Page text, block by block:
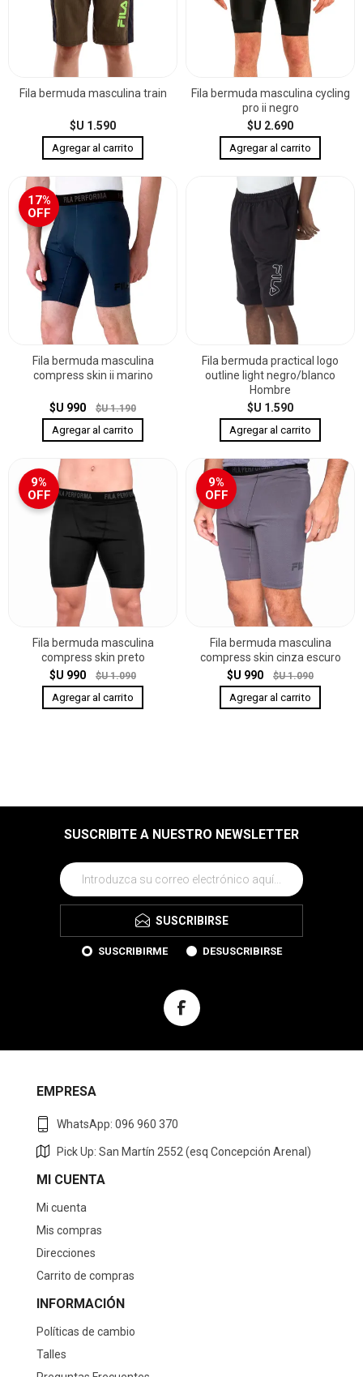
Fila bermuda masculina train
$U 1.590
Fila bermuda masculina cycling
pro ii negro
$U 2.690
17%
OFF
Fila bermuda masculina
compress skin ii marino
$U 990 $U 1.190
Fila bermuda practical logo
outline light negro/blanco
Hombre
$U 1.590
9%
OFF
Fila bermuda masculina
compress skin preto
$U 990
$U 1.090
9%
OFF
Fila bermuda masculina
compress skin cinza escuro
$U 990
$U 1.090
SUSCRIBITE A NUESTRO NEWSLETTER
SUSCRIBIRSE
SUSCRIBIRME DESUSCRIBIRSE
EMPRESA
WhatsApp: 096 960 370
Pick Up: San Martín 2552 (esq Concepción Arenal)
MI CUENTA
Mi cuenta
Mis compras
Direcciones
Carrito de compras
INFORMACIÓN
Políticas de cambio
Talles